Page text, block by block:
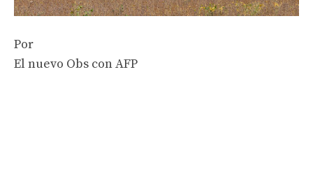
Por
El nuevo Obs con AFP